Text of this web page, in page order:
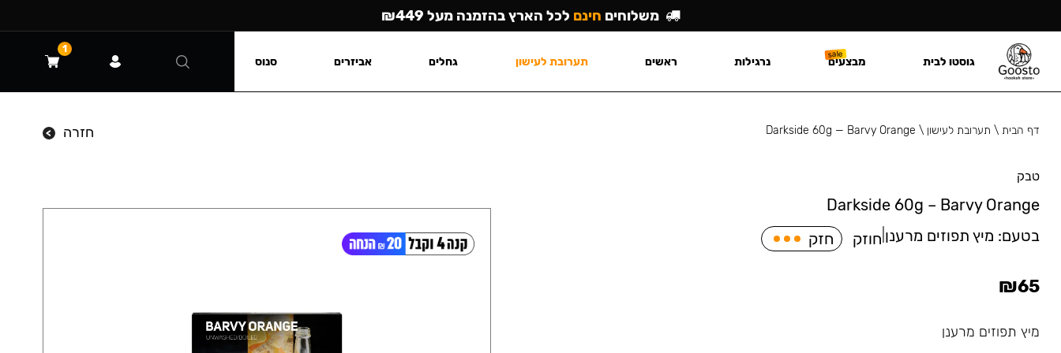
דף הבית\ תערובת לעישון \
Darkside 60g — Barvy Orange חזרה
טבק
Darkside 60g – Barvy Orange
בטעם: מיץ תפוזים מרענן חוזק חזק
₪65
מיץ תפוזים מרענן
משלוחים חינם לכל הארץ בהזמנה מעל ₪449
גוסטו לבית מבצעים נרגילות ראשים תערובת לעישון גחלים אביזרים סנוס
1